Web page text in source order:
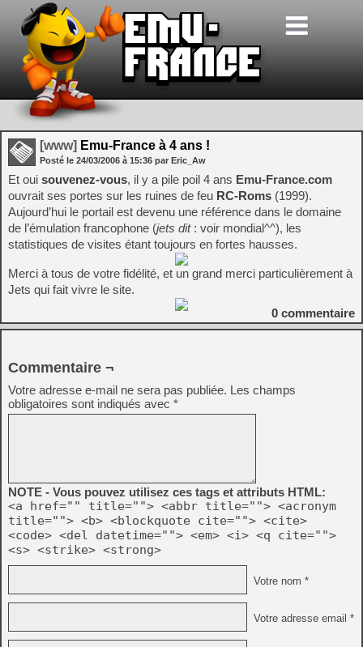
[www] Emu-France à 4 ans !
Posté le 24/03/2006 à 15:36 par Eric_Aw
Et oui souvenez-vous, il y a pile poil 4 ans Emu-France.com
ouvrait ses portes sur les ruines de feu RC-Roms (1999).
Aujourd’hui le portail est devenu une référence dans le domaine
de l’émulation francophone (jets dit : voir mondial^^), les
statistiques de visites étant toujours en fortes hausses.
Merci à tous de votre fidélité, et un grand merci particulièrement à
Jets qui fait vivre le site.
0 commentaire
Commentaire ¬
Votre adresse e-mail ne sera pas publiée. Les champs
obligatoires sont indiqués avec *
NOTE - Vous pouvez utilisez ces tags et attributs HTML:
<a href="" title=""> <abbr title=""> <acronym
title=""> <b> <blockquote cite=""> <cite>
<code> <del datetime=""> <em> <i> <q cite="">
<s> <strike> <strong>
Votre nom *
Votre adresse email *